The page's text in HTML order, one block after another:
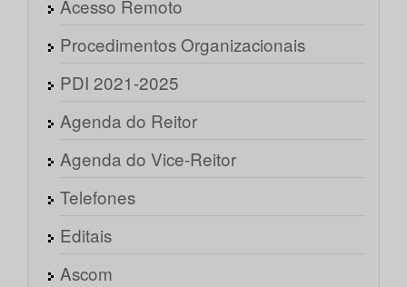
Acesso Remoto
Procedimentos Organizacionais
PDI 2021-2025
Agenda do Reitor
Agenda do Vice-Reitor
Telefones
Editais
Ascom